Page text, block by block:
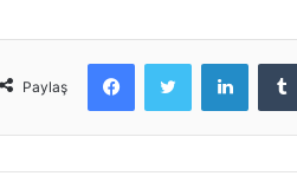
Paylaş
FacebookTwitter